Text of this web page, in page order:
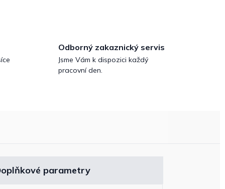
Odborný zakaznický servis
Jsme Vám k dispozici každý
pracovní den.
parametry